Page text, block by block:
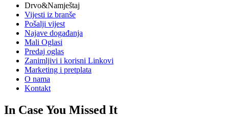
Drvo&Namještaj
Vijesti iz branše
Pošalji vijest
Najave događanja
Mali Oglasi
Predaj oglas
Zanimljivi i korisni Linkovi
Marketing i pretplata
O nama
Kontakt
In Case You Missed It